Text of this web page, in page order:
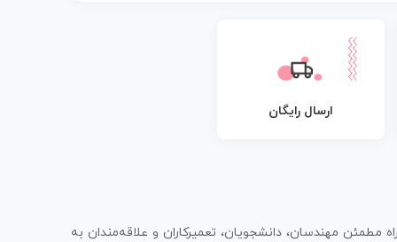
ارسال رایگان
مطمئن مهندسان، دانشجویان، تعمیرکاران و علاقه‌مندان به